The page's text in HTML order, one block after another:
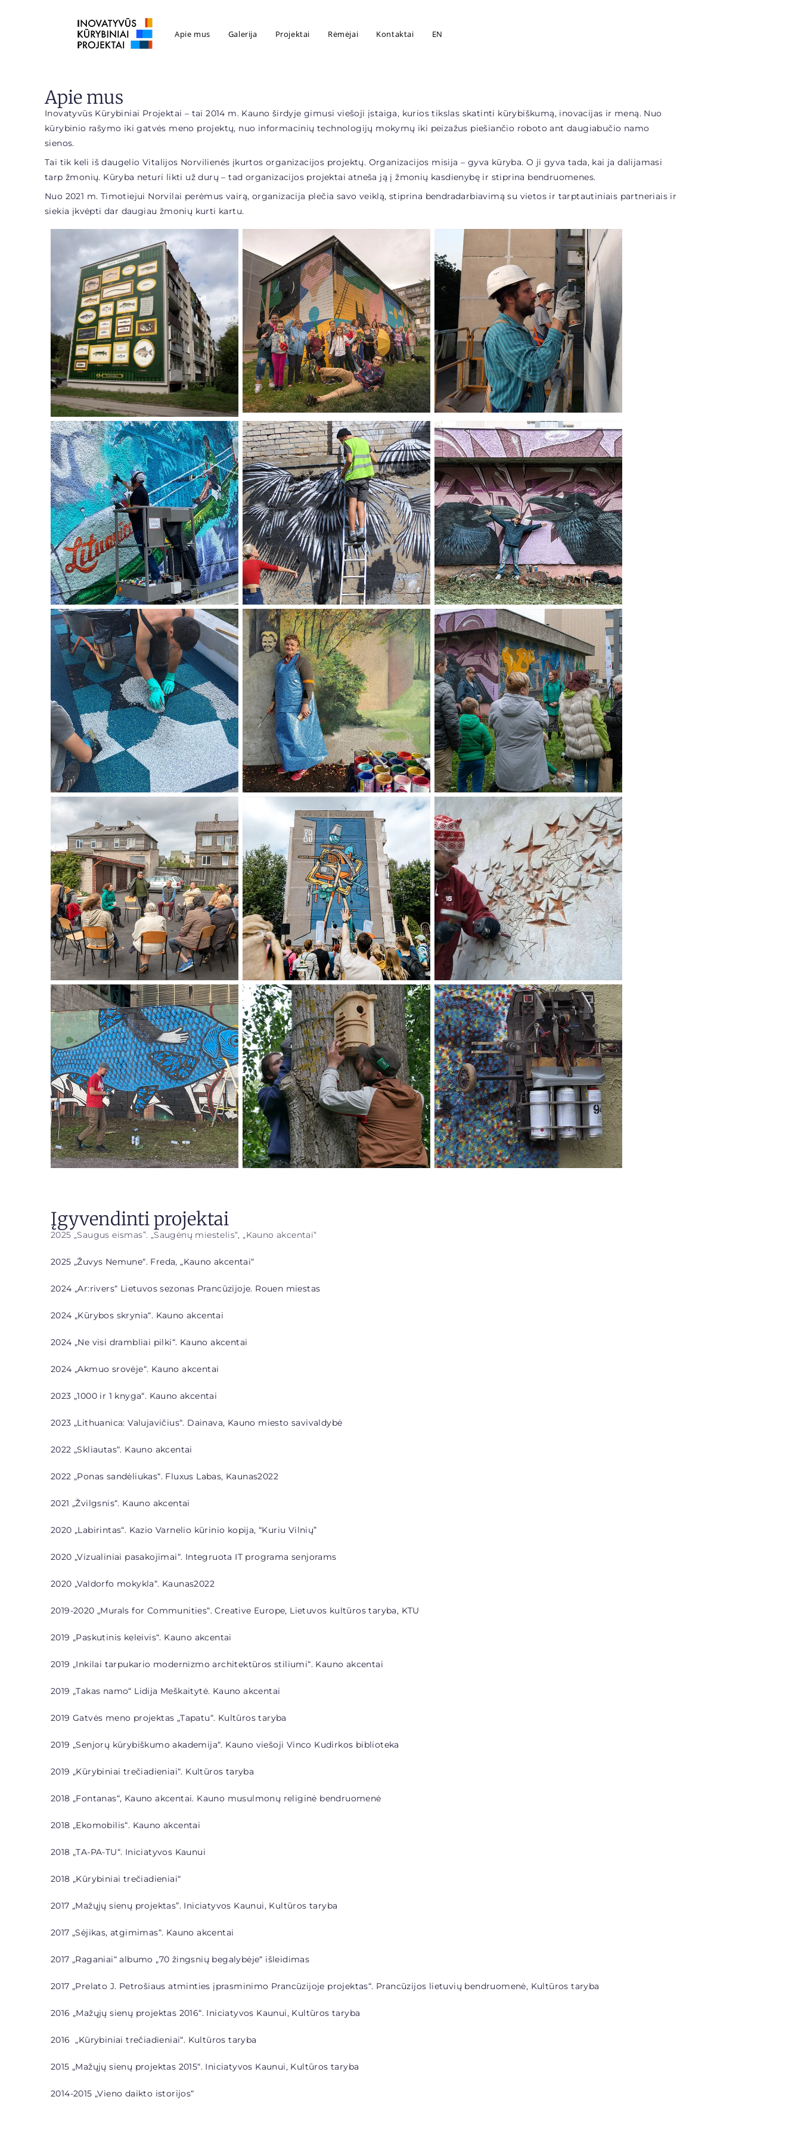
Apie mus Galerija Projektai Rėmėjai Kontaktai EN
Apie mus
Inovatyvūs Kūrybiniai Projektai – tai 2014 m. Kauno širdyje gimusi viešoji įstaiga, kurios tikslas skatinti kūrybiškumą, inovacijas ir meną. Nuo
kūrybinio rašymo iki gatvės meno projektų, nuo informacinių technologijų mokymų iki peizažus piešiančio roboto ant daugiabučio namo
sienos.
Tai tik keli iš daugelio Vitalijos Norvilienės įkurtos organizacijos projektų. Organizacijos misija – gyva kūryba. O ji gyva tada, kai ja dalijamasi
tarp žmonių. Kūryba neturi likti už durų – tad organizacijos projektai atneša ją į žmonių kasdienybę ir stiprina bendruomenes.
Nuo 2021 m. Timotiejui Norvilai perėmus vairą, organizacija plečia savo veiklą, stiprina bendradarbiavimą su vietos ir tarptautiniais partneriais ir
siekia įkvėpti dar daugiau žmonių kurti kartu.
Įgyvendinti projektai
2025 „Saugus eismas”. „Saugėnų miestelis“, „Kauno akcentai“
2025 „Žuvys Nemune“. Freda, „Kauno akcentai“
2024 „Ar:rivers“ Lietuvos sezonas Prancūzijoje. Rouen miestas
2024 „Kūrybos skrynia“. Kauno akcentai
2024 „Ne visi drambliai pilki“. Kauno akcentai
2024 „Akmuo srovėje“. Kauno akcentai
2023 „1000 ir 1 knyga“. Kauno akcentai
2023 „Lithuanica: Valujavičius“. Dainava, Kauno miesto savivaldybė
2022 „Skliautas“. Kauno akcentai
2022 „Ponas sandėliukas“. Fluxus Labas, Kaunas2022
2021 „Žvilgsnis“. Kauno akcentai
2020 „Labirintas“. Kazio Varnelio kūrinio kopija, “Kuriu Vilnių”
2020 „Vizualiniai pasakojimai“. Integruota IT programa senjorams
2020 „Valdorfo mokykla“. Kaunas2022
2019-2020 „Murals for Communities“. Creative Europe, Lietuvos kultūros taryba, KTU
2019 „Paskutinis keleivis“. Kauno akcentai
2019 „Inkilai tarpukario modernizmo architektūros stiliumi“. Kauno akcentai
2019 „Takas namo“ Lidija Meškaitytė. Kauno akcentai
2019 Gatvės meno projektas „Tapatu“. Kultūros taryba
2019 „Senjorų kūrybiškumo akademija“. Kauno viešoji Vinco Kudirkos biblioteka
2019 „Kūrybiniai trečiadieniai“. Kultūros taryba
2018 „Fontanas“, Kauno akcentai. Kauno musulmonų religinė bendruomenė
2018 „Ekomobilis“. Kauno akcentai
2018 „TA-PA-TU“. Iniciatyvos Kaunui
2018 „Kūrybiniai trečiadieniai“
2017 „Mažųjų sienų projektas”. Iniciatyvos Kaunui, Kultūros taryba
2017 „Sėjikas, atgimimas“. Kauno akcentai
2017 „Raganiai“albumo „70 žingsnių begalybėje“ išleidimas
2017 „Prelato J. Petrošiaus atminties įprasminimo Prancūzijoje projektas“. Prancūzijos lietuvių bendruomenė, Kultūros taryba
2016 „Mažųjų sienų projektas 2016“. Iniciatyvos Kaunui, Kultūros taryba
2016 „Kūrybiniai trečiadieniai“. Kultūros taryba
2015 „Mažųjų sienų projektas 2015“. Iniciatyvos Kaunui, Kultūros taryba
2014-2015 „Vieno daikto istorijos“